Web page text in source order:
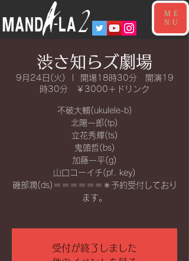
ME
NU
渋さ知らズ劇場
9月24日(火)
開場18時30分 開演19
時30分 ￥3000＋ドリンク
不破大輔(ukulele-b)
北陽一郎(tp)
立花秀輝(ts)
鬼頭哲(bs)
加藤一平(g)
山口コーイチ(pf. key)
磯部潤(ds)＝＝＝＝＝＝＊予約受付しており
ます。
受付が終了しました